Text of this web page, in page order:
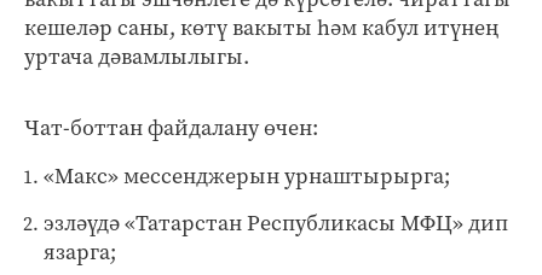
кешеләр саны, көтү вакыты һәм кабул итүнең
уртача дәвамлылыгы.
Чат-боттан файдалану өчен:
«Макс» мессенджерын урнаштырырга;
эзләүдә «Татарстан Республикасы МФЦ» дип
язарга;